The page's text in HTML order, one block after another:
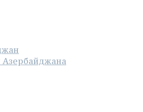
Азербайджана